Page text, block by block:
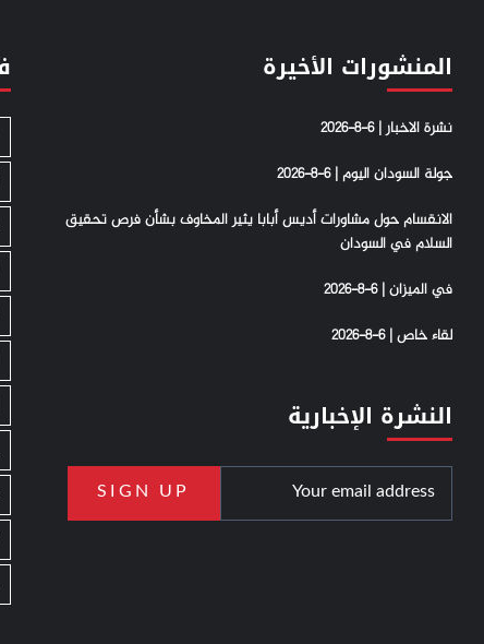
المنشورات الأخيرة
نشرة الاخبار | 6-8-2026
جولة السودان اليوم | 6-8-2026
الانقسام حول مشاورات أديس أبابا يثير المخاوف بشأن فرص تحقيق
السلام في السودان
في الميزان | 6-8-2026
لقاء خاص | 6-8-2026
النشرة الإخبارية